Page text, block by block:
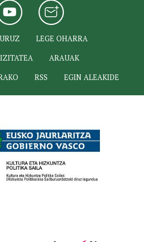
LEGE OHARRA
ARAUAK
RSS EGIN ALEAKIDE